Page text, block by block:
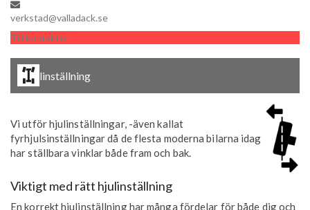
verkstad@valladack.se
Till kontakter
Hjulinställning
Vi utför hjulinställningar, -även kallat
fyrhjulsinställningar då de flesta moderna bilarna idag
har ställbara vinklar både fram och bak.
Viktigt med rätt hjulinställning
En korrekt hjulinställning har många fördelar för både dig och